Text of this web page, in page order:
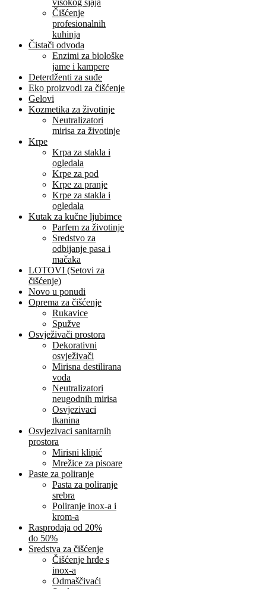
visokog sjaja
Čišćenje
profesionalnih
kuhinja
Čistači odvoda
Enzimi za biološke
jame i kampere
Deterdženti za suđe
Eko proizvodi za čišćenje
Gelovi
Kozmetika za životinje
Neutralizatori
mirisa za životinje
Krpe
Krpa za stakla i
ogledala
Krpe za pod
Krpe za pranje
Krpe za stakla i
ogledala
Kutak za kučne ljubimce
Parfem za životinje
Sredstvo za
odbijanje pasa i
mačaka
LOTOVI (Setovi za
čišćenje)
Novo u ponudi
Oprema za čišćenje
Rukavice
Spužve
Osvježivači prostora
Dekorativni
osvježivači
Mirisna destilirana
voda
Neutralizatori
neugodnih mirisa
Osvjezivaci
tkanina
Osvjezivaci sanitarnih
prostora
Mirisni klipić
Mrežice za pisoare
Paste za poliranje
Pasta za poliranje
srebra
Poliranje inox-a i
krom-a
Rasprodaja od 20%
do 50%
Sredstva za čišćenje
Čišćenje hrđe s
inox-a
Odmaščivaći